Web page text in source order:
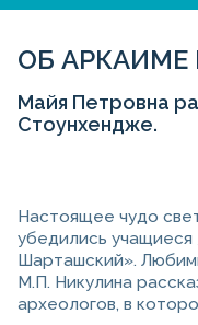
ОБ АРКАИМЕ
Майя Петровна
Стоунхендже.
Настоящее чудо
убедились
Шарташский».
М.П. Никулина
археологов, в